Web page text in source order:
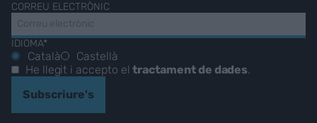
CORREU ELECTRÒNIC
IDIOMA*
Català
Castellà
He llegit i accepto eltractament de dades.
Subscriure's